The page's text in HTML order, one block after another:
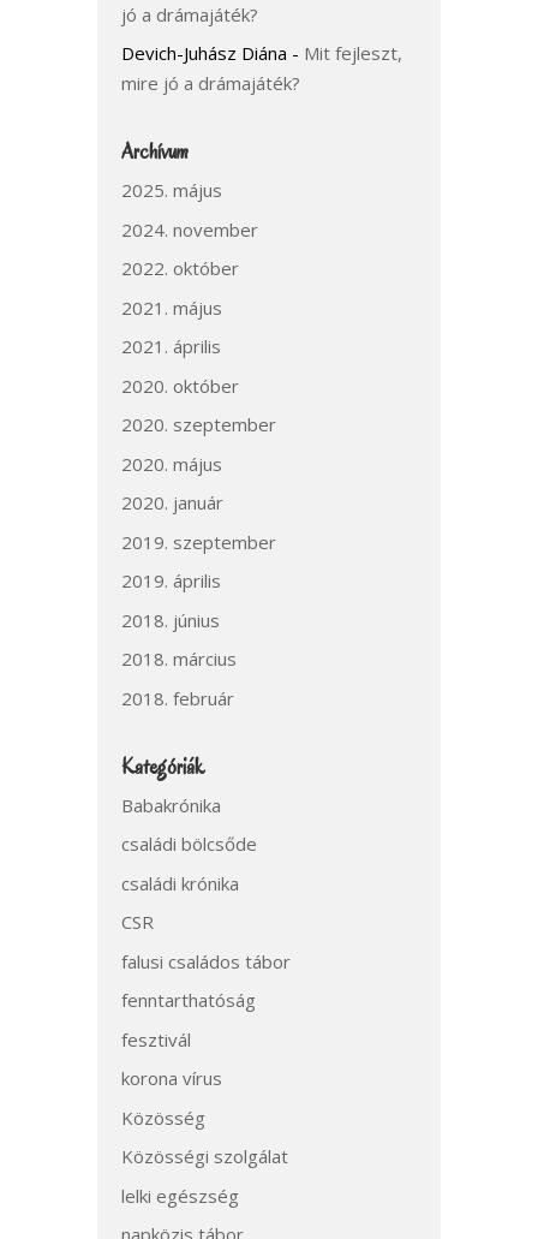
jó a drámajáték?
Devich-Juhász Diána - Mit fejleszt,
mire jó a drámajáték?
Archívum
2025. május
2024. november
2022. október
2021. május
2021. április
2020. október
2020. szeptember
2020. május
2020. január
2019. szeptember
2019. április
2018. június
2018. március
2018. február
Kategóriák
Babakrónika
családi bölcsőde
családi krónika
CSR
falusi családos tábor
fenntarthatóság
fesztivál
korona vírus
Közösség
Közösségi szolgálat
lelki egészség